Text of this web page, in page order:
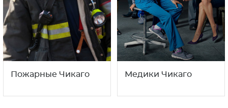
Пожарные Чикаго Медики Чикаго